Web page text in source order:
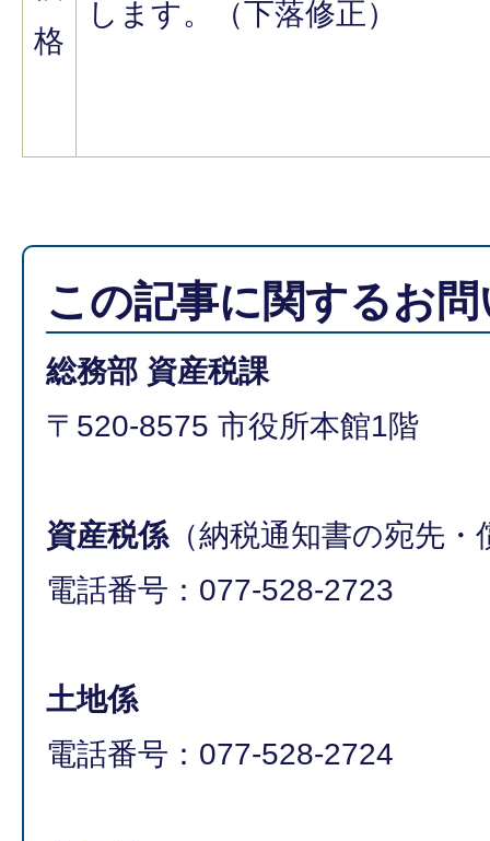
格
します。（下落修正）
この記事に関するお
総務部 資産税課
〒520-8575 市役所本館1階
資産税係（納税通知書の宛先・
電話番号：077-528-2723
土地係
電話番号：077-528-2724